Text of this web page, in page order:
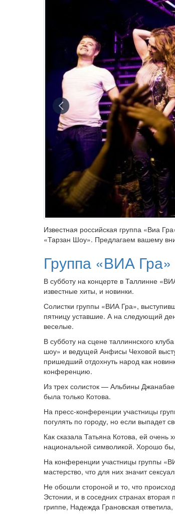
Известная российская группа «Виа
«Тарзан Шоу». Предлагаем вашему
Группа «ВИА Гра»
В субботу на концерте в Таллинне
известные хиты, и новинки.
Солистки группы «ВИА Гра»,
пятницу уставшие. А на следующий
веселые.
В субботу на сцене таллиннского
шоу» и ведущей Анфисы Чеховой
пришедший отдохнуть народ как
конференцию.
Из трех солисток — Альби­ны
была только Котова.
На пресс-конференции участницы
погулять по городу, но если выпадет
Как сказала Татьяна Котова, ей очень
национальной символикой. Хорошо
На конференции участницы группы
мастерство, что для них значит
Не обошли стороной и то, что
Эстонии, и в соседних странах вторая
гриппе, Надежда Грановская